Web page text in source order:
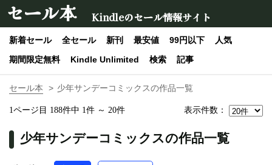
セール本 Kindleのセール情報サイト
新着セール 全セール 新刊 最安値 99円以下
人気
期間限定無料
Kindle Unlimited 検索 記事
セール本 少年サンデーコミックスの作品一覧
1ページ目 188件中 1件 ～ 20件 表示件数：
少年サンデーコミックスの作品一覧